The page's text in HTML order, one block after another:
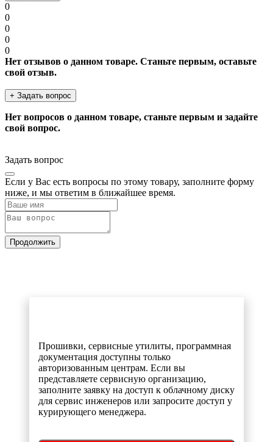
0
0
0
0
0
Нет отзывов о данном товаре. Станьте первым, оставьте
свой отзыв.
+ Задать вопрос
Нет вопросов о данном товаре, станьте первым и задайте
свой вопрос.
Задать вопрос
Если у Вас есть вопросы по этому товару, заполните форму
ниже, и мы ответим в ближайшее время.
Продолжить
Прошивки, сервисные утилиты, программная
документация доступны только
авторизованным центрам. Если вы
представляете сервисную организацию,
заполните заявку на доступ к облачному диску
для сервис инженеров или запросите доступ у
курирующего менеджера.